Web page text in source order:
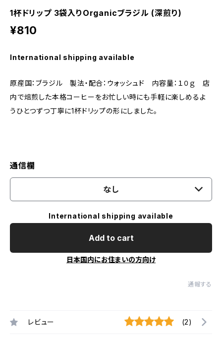
1杯ドリップ 3袋入りOrganicブラジル (深煎り)
¥810
International shipping available
原産国：ブラジル 製法・配合：ウォッシュド 内容量：１０ｇ 店
内で焙煎した本格コーヒーをお忙しい時にも手軽に楽しめるよ
うひとつずつ丁寧に1杯ドリップの形にしました。
通信欄
なし
International shipping available
Add to cart
日本国内にお住まいの方向け
通報する
レビュー (2)